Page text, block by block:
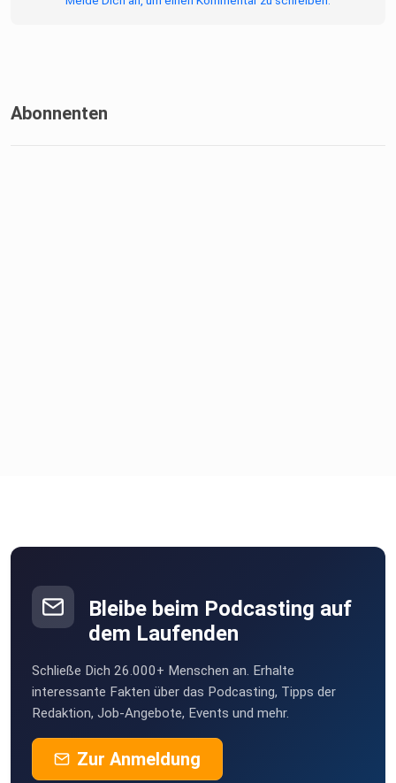
Abonnenten
Bleibe beim Podcasting auf
dem Laufenden
Schließe Dich 26.000+ Menschen an. Erhalte
interessante Fakten über das Podcasting, Tipps der
Redaktion, Job-Angebote, Events und mehr.
Zur Anmeldung